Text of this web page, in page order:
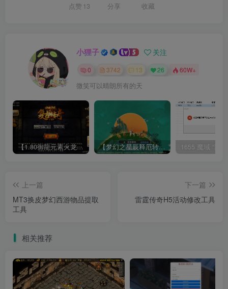
点赞 13 分享 收藏
小狸子 关注
0 3742 13 26 60W+
微笑可以晴朗所有的天
【1.80御龍元素火龙[摸摸登陆器]】战神引擎WIN服务端+GM工具+充值后台+双端+架设教程 【梦幻之星辰释厄转尊享挂机版】MT3换皮梦幻西游Linux服务端+GM后台+双端+源码+架设教程
上一篇
MT3换皮梦幻西游物品提取
工具
下一篇
雷霆传奇H5活动修改工具
相关推荐